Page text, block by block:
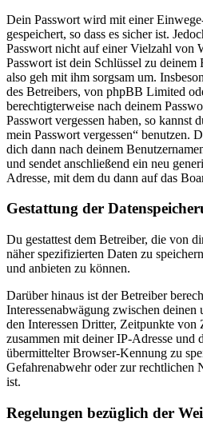
Dein Passwort wird mit einer
gespeichert, so dass es sicher ist.
Passwort nicht auf einer Vielzahl von
Passwort ist dein Schlüssel zu
also geh mit ihm sorgsam um.
des Betreibers, von phpBB Limited
berechtigterweise nach deinem
Passwort vergessen haben, so kannst
mein Passwort vergessen“ benutzen.
dich dann nach deinem
und sendet anschließend ein neu
Adresse, mit dem du dann auf das
Gestattung der
Du gestattest dem Betreiber, die von
näher spezifizierten Daten zu
und anbieten zu können.
Darüber hinaus ist der Betreiber
Interessenabwägung zwischen deinen
den Interessen Dritter, Zeitpunkte
zusammen mit deiner IP-Adresse und
übermittelter Browser-Kennung zu
Gefahrenabwehr oder zur rechtlichen
ist.
Regelungen bezüglich der